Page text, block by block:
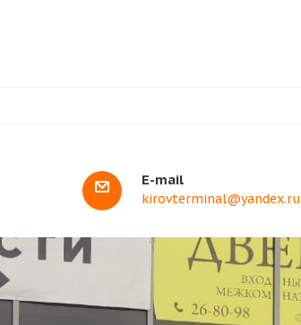
E-mail
kirovterminal@yandex.ru